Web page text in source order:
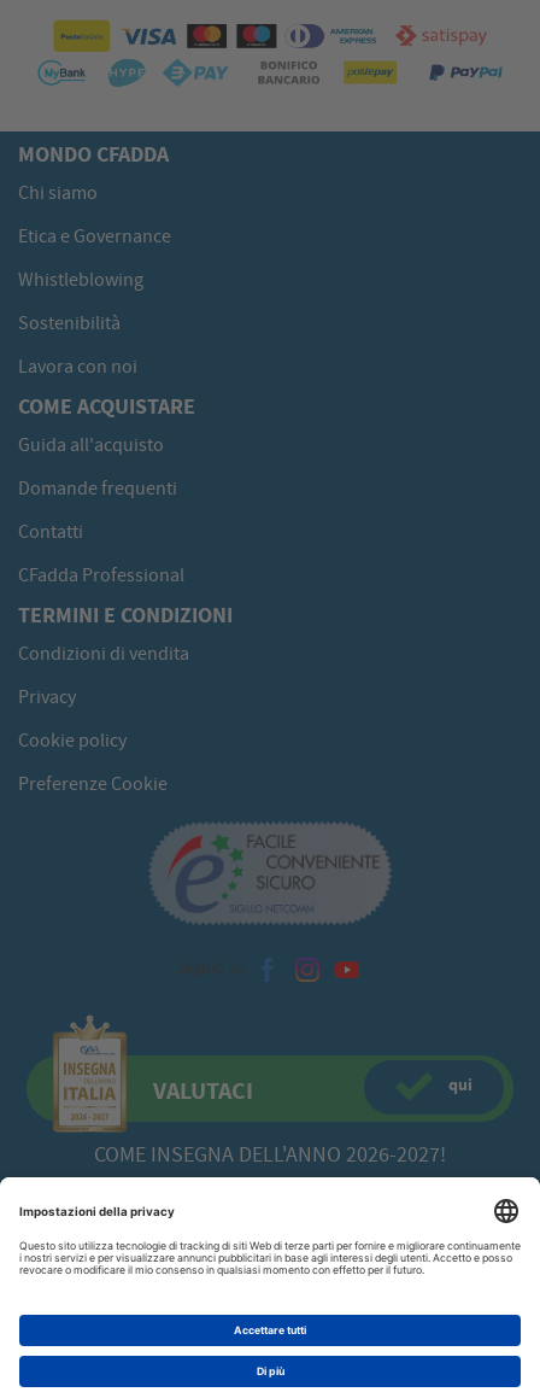
AGGIUNGI AL CARRELLO
MONDO CFADDA
Chi siamo
Etica e Governance
Whistleblowing
Sostenibilità
Lavora con noi
COME ACQUISTARE
Guida all'acquisto
Domande frequenti
Contatti
CFadda Professional
TERMINI E CONDIZIONI
Condizioni di vendita
Privacy
Cookie policy
Preferenze Cookie
Seguici su
VALUTACI
COME INSEGNA DELL'ANNO 2026-2027!
qui
CFadda SRLa socio unico -Copyright© 2026 Via Calamattia, 23 - 09134
Cagliari (CA)070/520422P.I. 00613980929